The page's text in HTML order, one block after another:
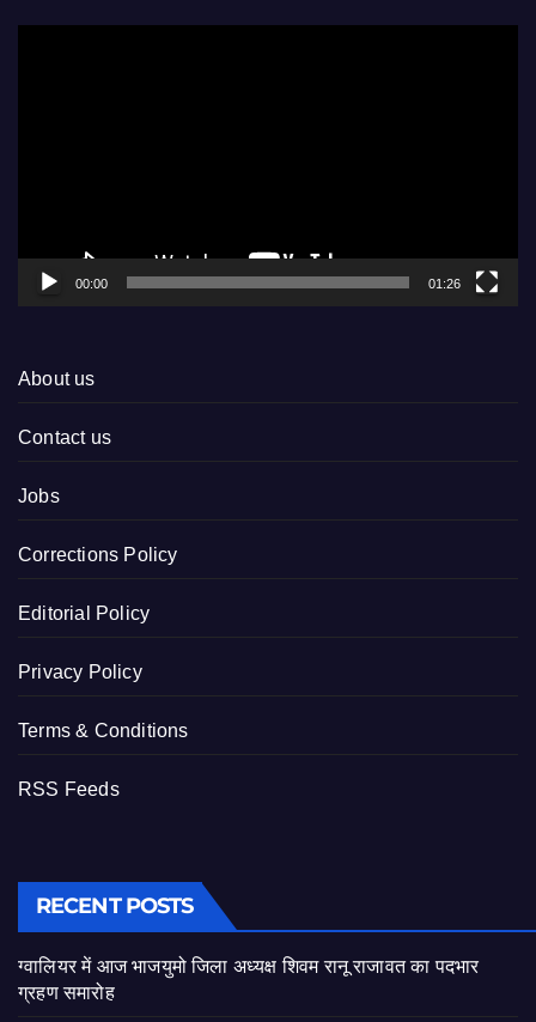
00:00 01:26
About us
Contact us
Jobs
Corrections Policy
Editorial Policy
Privacy Policy
Terms & Conditions
RSS Feeds
RECENT POSTS
ग्वालियर में आज भाजयुमो जिला अध्यक्ष शिवम रानू राजावत का पदभार
ग्रहण समारोह